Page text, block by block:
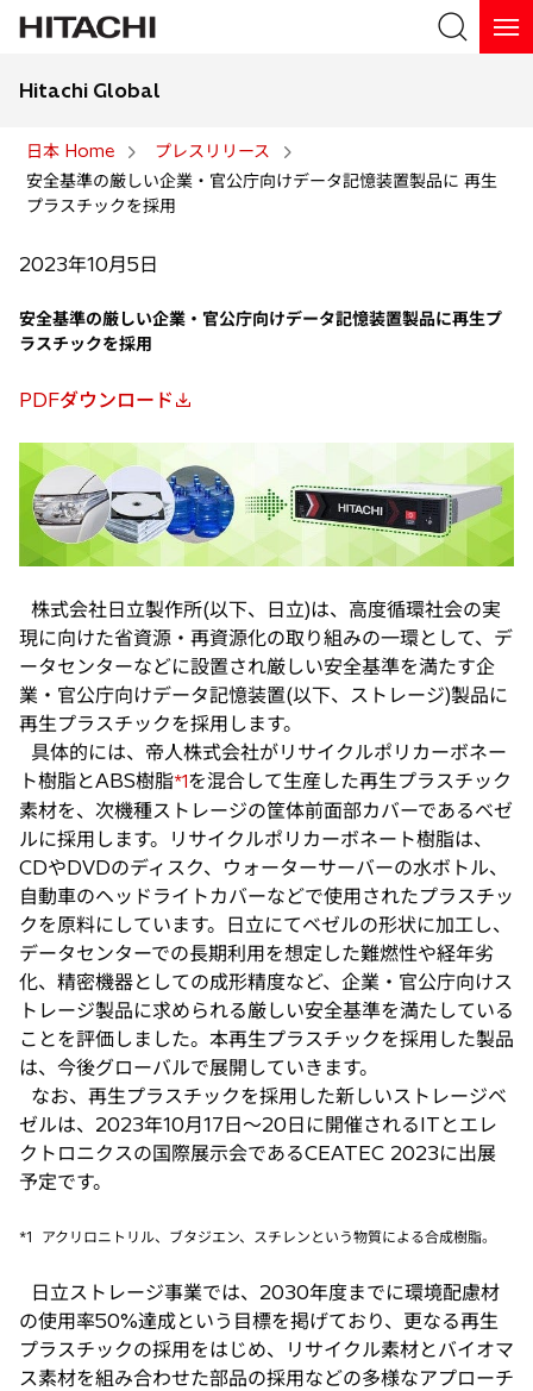
検索
Hitachi Global
日本 Home
プレスリリース
安全基準の厳しい企業・官公庁向けデータ記憶装置製品に 再生
プラスチックを採用
2023年10月5日
安全基準の厳しい企業・官公庁向けデータ記憶装置製品に再生プ
ラスチックを採用
PDFダウンロード
新
し
い
タ
ブ
で
く株式会社日立製作所(以下、日立)は、高度循環社会の実
現に向けた省資源・再資源化の取り組みの一環として、デ
ータセンターなどに設置され厳しい安全基準を満たす企
業・官公庁向けデータ記憶装置(以下、ストレージ)製品に
再生プラスチックを採用します。
具体的には、帝人株式会社がリサイクルポリカーボネー
ト樹脂とABS樹脂*1を混合して生産した再生プラスチック
素材を、次機種ストレージの筐体前面部カバーであるベゼ
ルに採用します。リサイクルポリカーボネート樹脂は、
CDやDVDのディスク、ウォーターサーバーの水ボトル、
自動車のヘッドライトカバーなどで使用されたプラスチッ
クを原料にしています。日立にてベゼルの形状に加工し、
データセンターでの長期利用を想定した難燃性や経年劣
化、精密機器としての成形精度など、企業・官公庁向けス
トレージ製品に求められる厳しい安全基準を満たしている
ことを評価しました。本再生プラスチックを採用した製品
は、今後グローバルで展開していきます。
なお、再生プラスチックを採用した新しいストレージベ
ゼルは、2023年10月17日〜20日に開催されるITとエレ
クトロニクスの国際展示会であるCEATEC 2023に出展
予定です。
*1 アクリロニトリル、ブタジエン、スチレンという物質による合成樹脂。
日立ストレージ事業では、2030年度までに環境配慮材
の使用率50%達成という目標を掲げており、更なる再生
プラスチックの採用をはじめ、リサイクル素材とバイオマ
ス素材を組み合わせた部品の採用などの多様なアプローチ